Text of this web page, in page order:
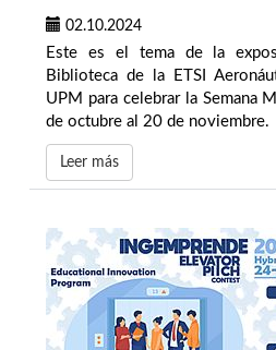
02.10.2024
Este es el tema de la
Biblioteca de la ETSI
UPM para celebrar la Semana
de octubre al 20 de noviembre.
Leer más